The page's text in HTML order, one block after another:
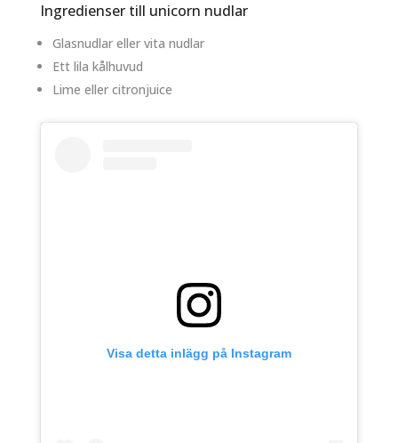
Ingredienser till unicorn nudlar
Glasnudlar eller vita nudlar
Ett lila kålhuvud
Lime eller citronjuice
Visa detta inlägg på Instagram